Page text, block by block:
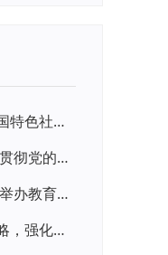
学习贯彻习近平新时代中国特色社会主义思想主题教育网络培训
★ 教育系统深入学习宣传贯彻党的二十大精神学习专题
★ 国家教育行政学院关于举办教育系统深入学习宣传贯彻党的二十大精神专题网络培训的通知
习近平：实施科教兴国战略，强化现代化建设人才支撑